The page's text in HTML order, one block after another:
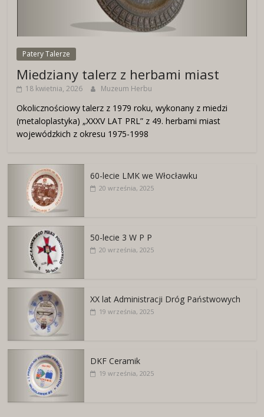
Patery Talerze
Miedziany talerz z herbami miast
18 kwietnia, 2026 Muzeum Herbu
Okolicznościowy talerz z 1979 roku, wykonany z miedzi
(metaloplastyka) „XXXV LAT PRL” z 49. herbami miast
wojewódzkich z okresu 1975-1998
60-lecie LMK we Włocławku
20 września, 2025
50-lecie 3 W P P
20 września, 2025
XX lat Administracji Dróg Państwowych
19 września, 2025
DKF Ceramik
19 września, 2025